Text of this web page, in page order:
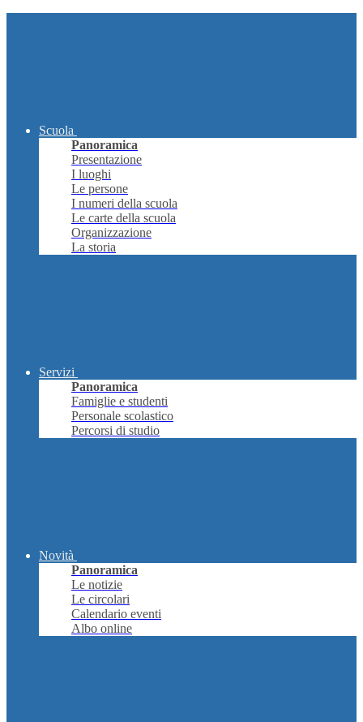
Scuola
Panoramica
Presentazione
I luoghi
Le persone
I numeri della scuola
Le carte della scuola
Organizzazione
La storia
Servizi
Panoramica
Famiglie e studenti
Personale scolastico
Percorsi di studio
Novità
Panoramica
Le notizie
Le circolari
Calendario eventi
Albo online